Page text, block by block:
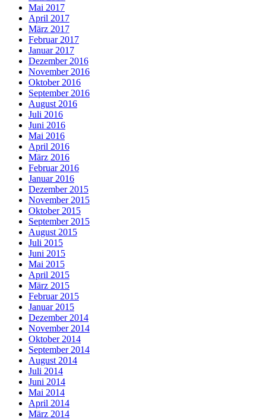
Mai 2017
April 2017
März 2017
Februar 2017
Januar 2017
Dezember 2016
November 2016
Oktober 2016
September 2016
August 2016
Juli 2016
Juni 2016
Mai 2016
April 2016
März 2016
Februar 2016
Januar 2016
Dezember 2015
November 2015
Oktober 2015
September 2015
August 2015
Juli 2015
Juni 2015
Mai 2015
April 2015
März 2015
Februar 2015
Januar 2015
Dezember 2014
November 2014
Oktober 2014
September 2014
August 2014
Juli 2014
Juni 2014
Mai 2014
April 2014
März 2014